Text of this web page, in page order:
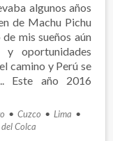
algunos años
de Machu Pichu
mis sueños aún
oportunidades
camino y Perú se
Este año 2016
Cuzco
Lima
Colca